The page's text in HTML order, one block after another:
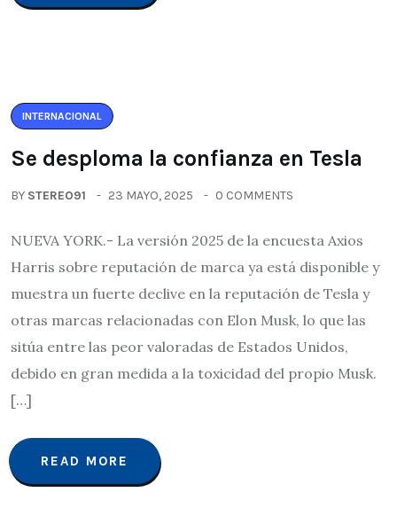
INTERNACIONAL
Se desploma la confianza en Tesla
BY STEREO91 23 MAYO, 2025 0 COMMENTS
NUEVA YORK.- La versión 2025 de la encuesta Axios
Harris sobre reputación de marca ya está disponible y
muestra un fuerte declive en la reputación de Tesla y
otras marcas relacionadas con Elon Musk, lo que las
sitúa entre las peor valoradas de Estados Unidos,
debido en gran medida a la toxicidad del propio Musk.
[…]
READ MORE